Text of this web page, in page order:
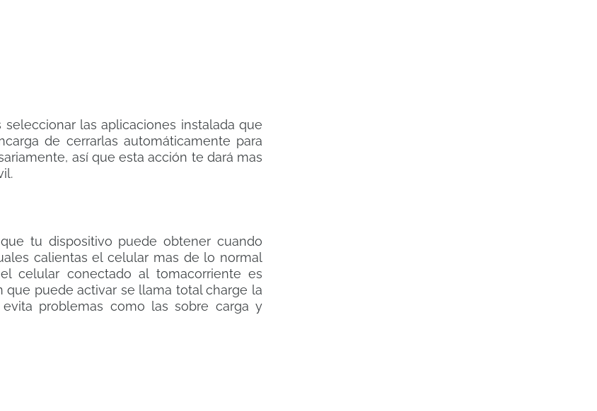
las aplicaciones instalada que
de cerrarlas automáticamente para
así que esta acción te dará mas
tu dispositivo puede obtener cuando
calientas el celular mas de lo normal
celular conectado al tomacorriente es
puede activar se llama total charge la
problemas como las sobre carga y